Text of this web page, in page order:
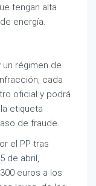
tengan alta
energía.
un régimen de
cada
oficial y podrá
etiqueta
de fraude.
el PP tras
de abril,
euros a los